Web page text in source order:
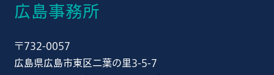
広島事務所
〒732-0057
広島県広島市東区二葉の里3-5-7